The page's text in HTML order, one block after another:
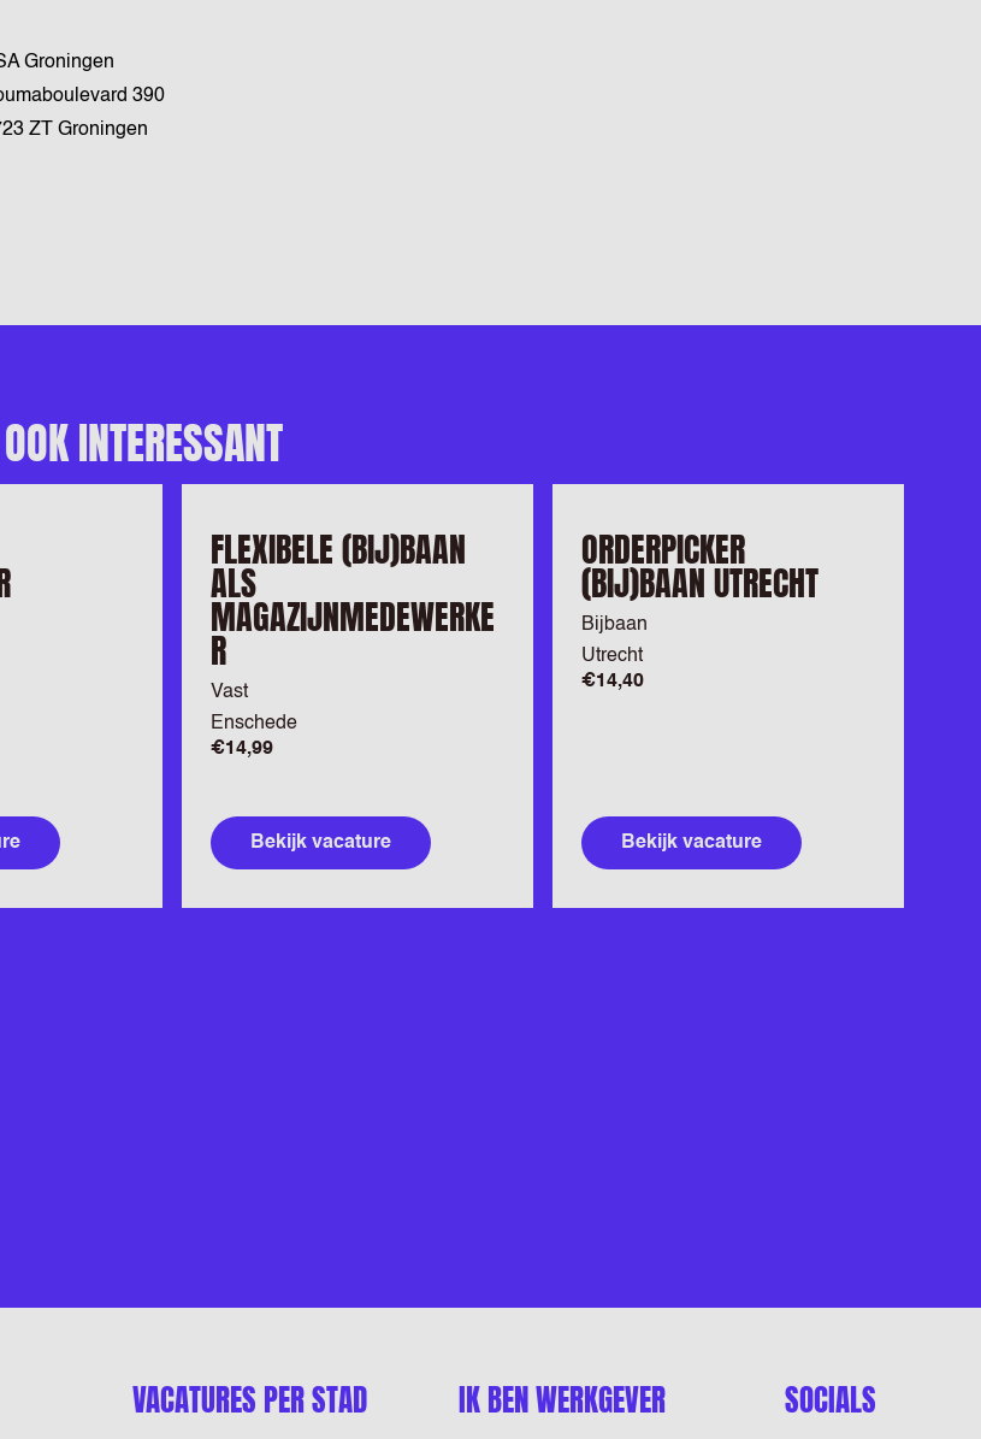
Groningen
390
ZT Groningen
INTERESSANT
FLEXIBELE (BIJ)BAAN
ALS
MAGAZIJNMEDEWERKE
R
Vast
Enschede
€14,99
Bekijk vacature
ORDERPICKER
(BIJ)BAAN UTRECHT
Bijbaan
Utrecht
€14,40
Bekijk vacature
VACATURES PER STAD IK BEN WERKGEVER SOCIALS